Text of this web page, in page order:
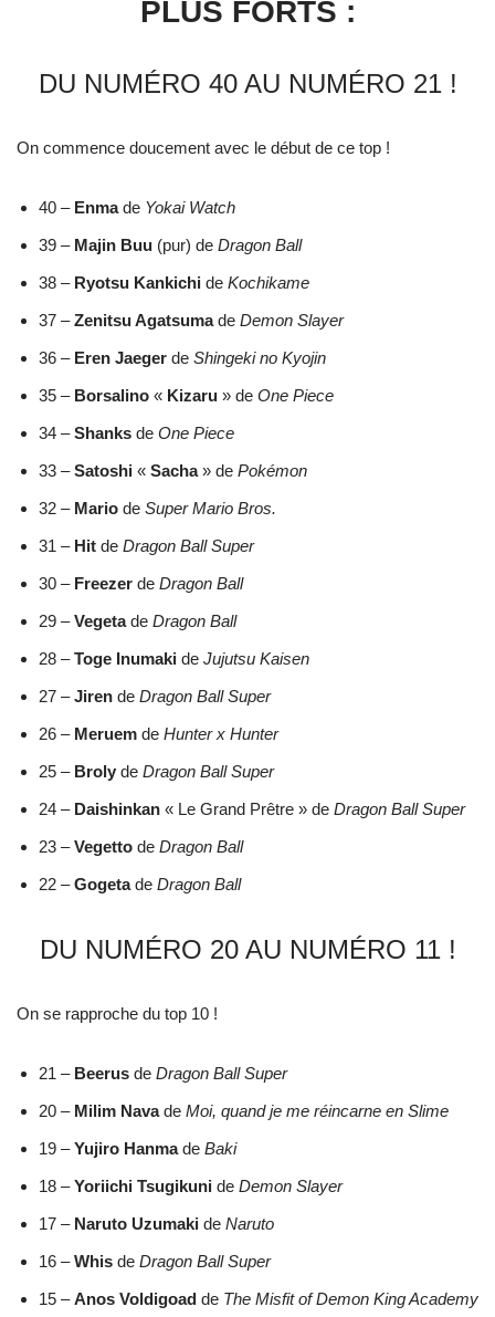
PLUS FORTS :
DU NUMÉRO 40 AU NUMÉRO 21 !
On commence doucement avec le début de ce top !
40 – Enmade Yokai Watch
39 – Majin Buu (pur) de Dragon Ball
38 – Ryotsu Kankichi de Kochikame
37 –Zenitsu Agatsumade Demon Slayer
36 – Eren Jaeger de Shingeki no Kyojin
35 – Borsalino « Kizaru » de One Piece
34 –Shanks de One Piece
33 –Satoshi « Sacha» de Pokémon
32 – Mario de Super Mario Bros.
31 – Hit de Dragon Ball Super
30 – Freezer de Dragon Ball
29 –Vegetade Dragon Ball
28 –Toge Inumaki de Jujutsu Kaisen
27 –Jiren de Dragon Ball Super
26 – Meruem de Hunter x Hunter
25 – Broly de Dragon Ball Super
24 – Daishinkan « Le Grand Prêtre » de Dragon Ball Super
23 –Vegetto de Dragon Ball
22 –Gogetade Dragon Ball
DU NUMÉRO 20 AU NUMÉRO 11 !
On se rapproche du top 10 !
21 – Beerus de Dragon Ball Super
20 – Milim Navade Moi, quand je me réincarne en Slime
19 –Yujiro Hanmade Baki
18 –Yoriichi Tsugikuni de Demon Slayer
17 – Naruto Uzumaki de Naruto
16 –Whis de Dragon Ball Super
15 –Anos Voldigoad de The Misfit of Demon King Academy